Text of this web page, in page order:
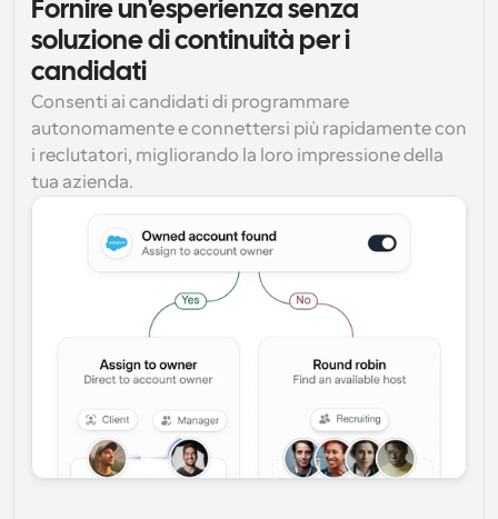
Fornire un'esperienza senza
soluzione di continuità per i
candidati
Consenti ai candidati di programmare
autonomamente e connettersi più rapidamente con
i reclutatori, migliorando la loro impressione della
tua azienda.